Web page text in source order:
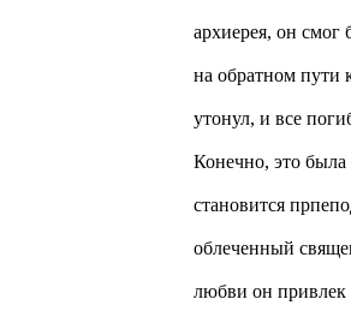
архиерея, он смог
на обратном пути
утонул, и все
Конечно, это
становится
облеченный
любви он привлек